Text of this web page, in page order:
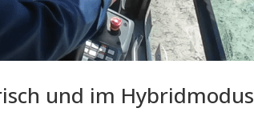
und im Hybridmodus